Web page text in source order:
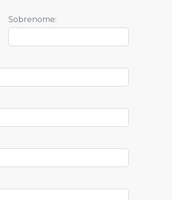
Sobrenome: